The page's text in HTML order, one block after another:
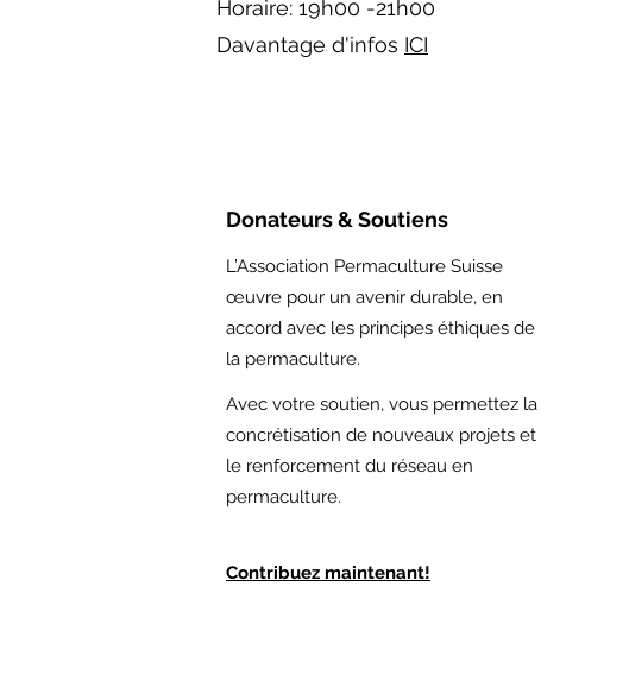
Horaire: 19h00 -21h00
Davantage d'infos ICI
Donateurs & Soutiens
L’Association Permaculture Suisse
œuvre pour un avenir durable, en
accord avec les principes éthiques de
la permaculture.
Avec votre soutien, vous permettez la
concrétisation de nouveaux projets et
le renforcement du réseau en
permaculture.
Contribuez maintenant!